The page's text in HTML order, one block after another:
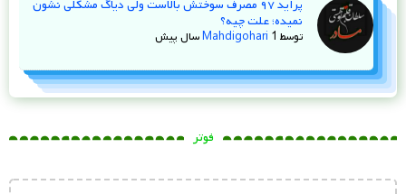
پراید ۹۷ مصرف سوختش بالاست ولی دیاگ مشکلی نشون
نمیده؛ علت چیه؟
توسط Mahdigohari 1 سال پیش
فوتر